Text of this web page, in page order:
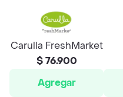
Carulla FreshMarket
$ 76.900
Agregar